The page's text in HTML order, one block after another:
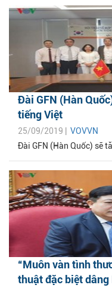
Đài GFN (Hàn
tiếng Việt
25/09/2019 | VOVVN
Đài GFN (Hàn Quốc) sẽ
“Muôn vàn tình
thuật đặc biệt dâng